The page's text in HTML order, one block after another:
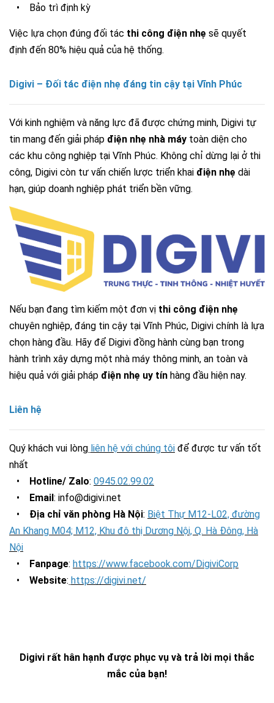
• Bảo trì định kỳ
Việc lựa chọn đúng đối tác thi công điện nhẹ sẽ quyết
định đến 80% hiệu quả của hệ thống.
Digivi – Đối tác điện nhẹ đáng tin cậy tại Vĩnh Phúc
Với kinh nghiệm và năng lực đã được chứng minh, Digivi tự
tin mang đến giải pháp điện nhẹ nhà máy toàn diện cho
các khu công nghiệp tại Vĩnh Phúc. Không chỉ dừng lại ở thi
công, Digivi còn tư vấn chiến lược triển khai điện nhẹ dài
hạn, giúp doanh nghiệp phát triển bền vững.
Nếu bạn đang tìm kiếm một đơn vị thi công điện nhẹ
chuyên nghiệp, đáng tin cậy tại Vĩnh Phúc, Digivi chính là lựa
chọn hàng đầu. Hãy để Digivi đồng hành cùng bạn trong
hành trình xây dựng một nhà máy thông minh, an toàn và
hiệu quả với giải pháp điện nhẹ uy tín hàng đầu hiện nay.
Liên hệ
Quý khách vui lòng liên hệ với chúng tôi để được tư vấn tốt
nhất
•
Hotline/ Zalo: 0945.02.99.02
•
Email : info@digivi.net
• Địa chỉ văn phòng Hà Nội: Biệt Thự M12-L02, đường
An Khang M04; M12, Khu đô thị Dương Nội, Q. Hà Đông, Hà
Nội
•
Fanpage: https://www.facebook.com/DigiviCorp
• Website: https://digivi.net/
Digivi rất hân hạnh được phục vụ và trả lời mọi thắc
mắc của bạn!